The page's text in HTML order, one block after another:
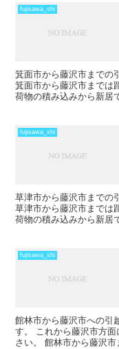
fujisawa_shi
箕面市から藤沢市までの
箕面市から藤沢市までは
荷物の積み込みから新居
fujisawa_shi
草津市から藤沢市までの
草津市から藤沢市までは
荷物の積み込みから新居
fujisawa_shi
館林市から藤沢市への引
す。 これから藤沢市方
さい。 館林市から藤沢